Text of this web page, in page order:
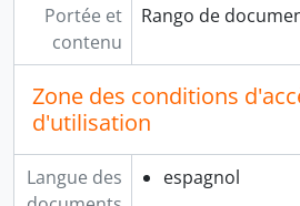
[Pièce]
[Pièce]
[Pièce]
[Pièce]
[Pièce] Solicitan
Portée et
contenu
Rango de
Zone des conditions
d'utilisation
Langue des
espagnol